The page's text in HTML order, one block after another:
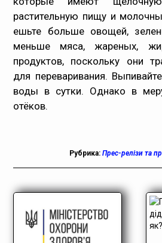
растительную пищу и
ешьте больше овощей,
меньше мяса, жареных,
продуктов, поскольку они
для переваривания.
воды в сутки. Однако в
отёков.
Рубрика: Прес-релізи та